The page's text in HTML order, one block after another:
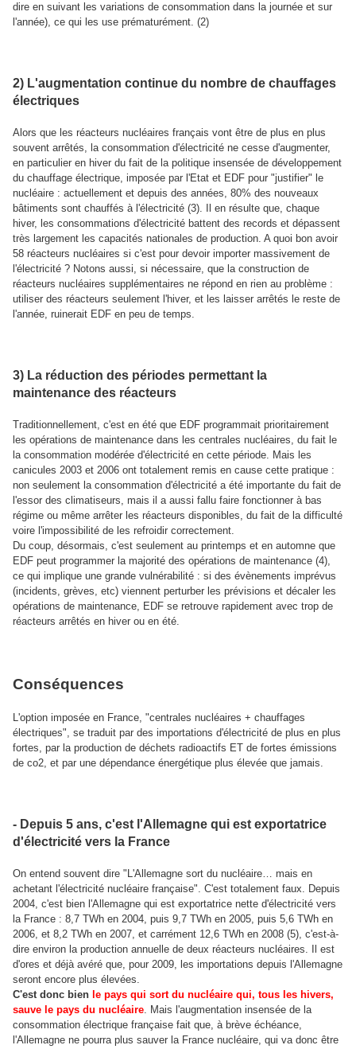
dire en suivant les variations de consommation dans la journée et sur
l'année), ce qui les use prématurément. (2)
2) L'augmentation continue du nombre de chauffages
électriques
Alors que les réacteurs nucléaires français vont être de plus en plus
souvent arrêtés, la consommation d'électricité ne cesse d'augmenter,
en particulier en hiver du fait de la politique insensée de développement
du chauffage électrique, imposée par l'Etat et EDF pour "justifier" le
nucléaire : actuellement et depuis des années, 80% des nouveaux
bâtiments sont chauffés à l'électricité (3). Il en résulte que, chaque
hiver, les consommations d'électricité battent des records et dépassent
très largement les capacités nationales de production. A quoi bon avoir
58 réacteurs nucléaires si c'est pour devoir importer massivement de
l'électricité ? Notons aussi, si nécessaire, que la construction de
réacteurs nucléaires supplémentaires ne répond en rien au problème :
utiliser des réacteurs seulement l'hiver, et les laisser arrêtés le reste de
l'année, ruinerait EDF en peu de temps.
3) La réduction des périodes permettant la
maintenance des réacteurs
Traditionnellement, c'est en été que EDF programmait prioritairement
les opérations de maintenance dans les centrales nucléaires, du fait le
la consommation modérée d'électricité en cette période. Mais les
canicules 2003 et 2006 ont totalement remis en cause cette pratique :
non seulement la consommation d'électricité a été importante du fait de
l'essor des climatiseurs, mais il a aussi fallu faire fonctionner à bas
régime ou même arrêter les réacteurs disponibles, du fait de la difficulté
voire l'impossibilité de les refroidir correctement.
Du coup, désormais, c'est seulement au printemps et en automne que
EDF peut programmer la majorité des opérations de maintenance (4),
ce qui implique une grande vulnérabilité : si des évènements imprévus
(incidents, grèves, etc) viennent perturber les prévisions et décaler les
opérations de maintenance, EDF se retrouve rapidement avec trop de
réacteurs arrêtés en hiver ou en été.
Conséquences
L'option imposée en France, "centrales nucléaires + chauffages
électriques", se traduit par des importations d'électricité de plus en plus
fortes, par la production de déchets radioactifs ET de fortes émissions
de co2, et par une dépendance énergétique plus élevée que jamais.
- Depuis 5 ans, c'est l'Allemagne qui est exportatrice
d'électricité vers la France
On entend souvent dire "L'Allemagne sort du nucléaire… mais en
achetant l'électricité nucléaire française". C'est totalement faux. Depuis
2004, c'est bien l'Allemagne qui est exportatrice nette d'électricité vers
la France : 8,7 TWh en 2004, puis 9,7 TWh en 2005, puis 5,6 TWh en
2006, et 8,2 TWh en 2007, et carrément 12,6 TWh en 2008 (5), c'est-à-
dire environ la production annuelle de deux réacteurs nucléaires. Il est
d'ores et déjà avéré que, pour 2009, les importations depuis l'Allemagne
seront encore plus élevées.
C'est donc bien le pays qui sort du nucléaire qui, tous les hivers,
sauve le pays du nucléaire. Mais l'augmentation insensée de la
consommation électrique française fait que, à brève échéance,
l'Allemagne ne pourra plus sauver la France nucléaire, qui va donc être